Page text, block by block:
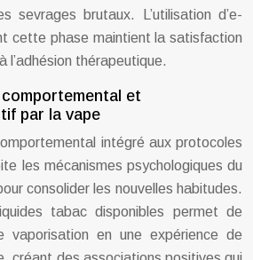
sevrages brutaux. L’utilisation d’e-
cette phase maintient la satisfaction
l’adhésion thérapeutique.
et
par la vape
intégré aux protocoles
les mécanismes psychologiques du
consolider les nouvelles habitudes.
tabac disponibles permet de
vaporisation en une expérience de